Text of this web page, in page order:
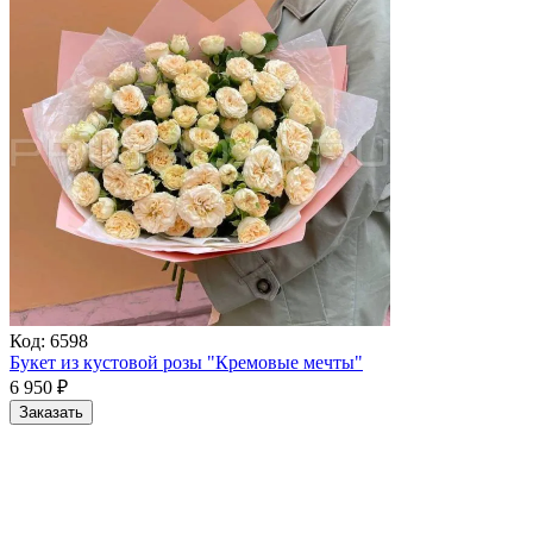
Код: 6598
Букет из кустовой розы "Кремовые мечты"
6 950 ₽
Заказать